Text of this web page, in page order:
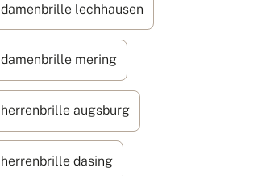
damenbrille lechhausen
damenbrille mering
herrenbrille augsburg
herrenbrille dasing